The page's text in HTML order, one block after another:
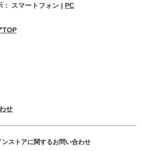
： スマートフォン | PC
TOP
せ
ンストアに関するお問い合わせ